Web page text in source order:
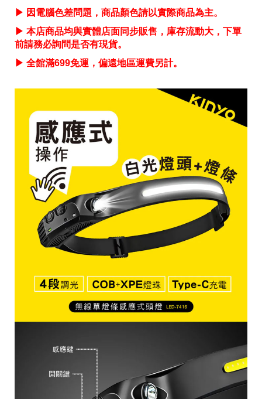
▶ 因電腦色差問題，商品顏色請以實際商品為主。
▶ 本店商品均與實體店面同步販售，庫存流動大，下單
前請務必詢問是否有現貨。
▶ 全館滿699免運，偏遠地區運費另計。